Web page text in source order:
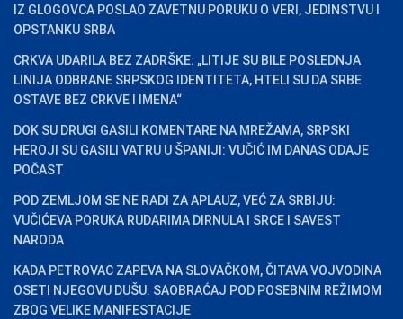
IZ GLOGOVCA POSLAO ZAVETNU PORUKU O VERI, JEDINSTVU I
OPSTANKU SRBA
CRKVA UDARILA BEZ ZADRŠKE: „LITIJE SU BILE POSLEDNJA
LINIJA ODBRANE SRPSKOG IDENTITETA, HTELI SU DA SRBE
OSTAVE BEZ CRKVE I IMENA“
DOK SU DRUGI GASILI KOMENTARE NA MREŽAMA, SRPSKI
HEROJI SU GASILI VATRU U ŠPANIJI: VUČIĆ IM DANAS ODAJE
POČAST
POD ZEMLJOM SE NE RADI ZA APLAUZ, VEĆ ZA SRBIJU:
VUČIĆEVA PORUKA RUDARIMA DIRNULA I SRCE I SAVEST
NARODA
KADA PETROVAC ZAPEVA NA SLOVAČKOM, ČITAVA VOJVODINA
OSETI NJEGOVU DUŠU: SAOBRAĆAJ POD POSEBNIM REŽIMOM
ZBOG VELIKE MANIFESTACIJE